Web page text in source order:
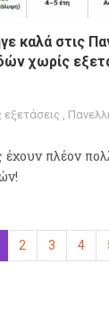
καλά στις
χωρίς
εξετάσεις
πλέον
(επιλεγμένη)
2 3 4